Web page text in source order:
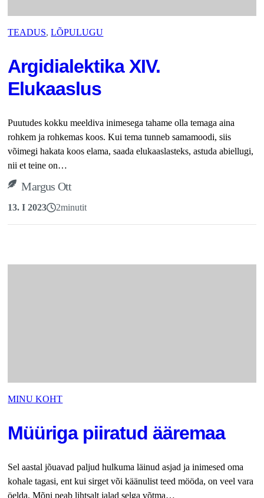
TEADUS, LÕPULUGU
Argidialektika XIV.
Elukaaslus
Puutudes kokku meeldiva inimesega tahame olla temaga aina
rohkem ja rohkemas koos. Kui tema tunneb samamoodi, siis
võimegi hakata koos elama, saada elukaaslasteks, astuda abiellugi,
nii et teine on…
Margus Ott
13. I 2023 2minutit
MINU KOHT
Müüriga piiratud ääremaa
Sel aastal jõuavad paljud hulkuma läinud asjad ja inimesed oma
kohale tagasi, ent kui sirget või käänulist teed mööda, on veel vara
öelda. Mõni peab lihtsalt jalad selga võtma…